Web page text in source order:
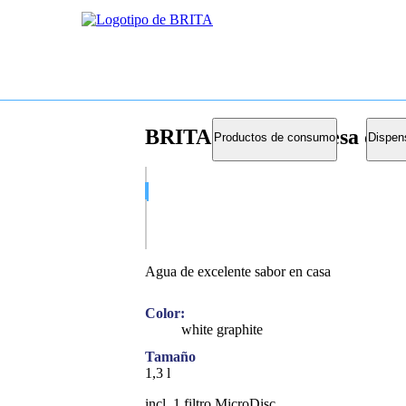
Productos de consumo
BRITA botella de mesa
Agua de excelente sabor en casa
Color:
white graphite
Tamaño
1,3 l